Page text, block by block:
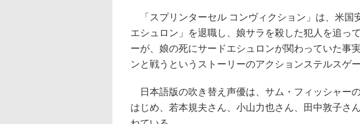
「スプリンターセル コンヴィクション」は、米国
エシュロン」を退職し、娘サラを殺した犯人を追っ
ーが、娘の死にサードエシュロンが関わっていた事
ンと戦うというストーリーのアクションステルスゲー
日本語版の吹き替え声優は、サム・フィッシャー
はじめ、若本規夫さん、小山力也さん、田中敦子さ